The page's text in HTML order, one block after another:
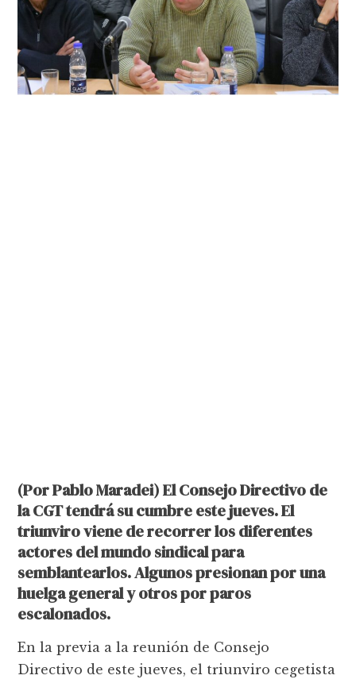
(Por Pablo Maradei) El Consejo Directivo de
la CGT tendrá su cumbre este jueves. El
triunviro viene de recorrer los diferentes
actores del mundo sindical para
semblantearlos. Algunos presionan por una
huelga general y otros por paros
escalonados.
En la previa a la reunión de Consejo
Directivo de este jueves, el triunviro cegetista